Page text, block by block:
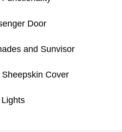
Door
and Sunvisor
Cover